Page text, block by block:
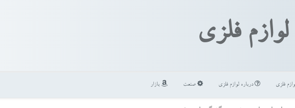
لوازم فلزی
فلزی درباره لوازم فلزی صنعت بازار